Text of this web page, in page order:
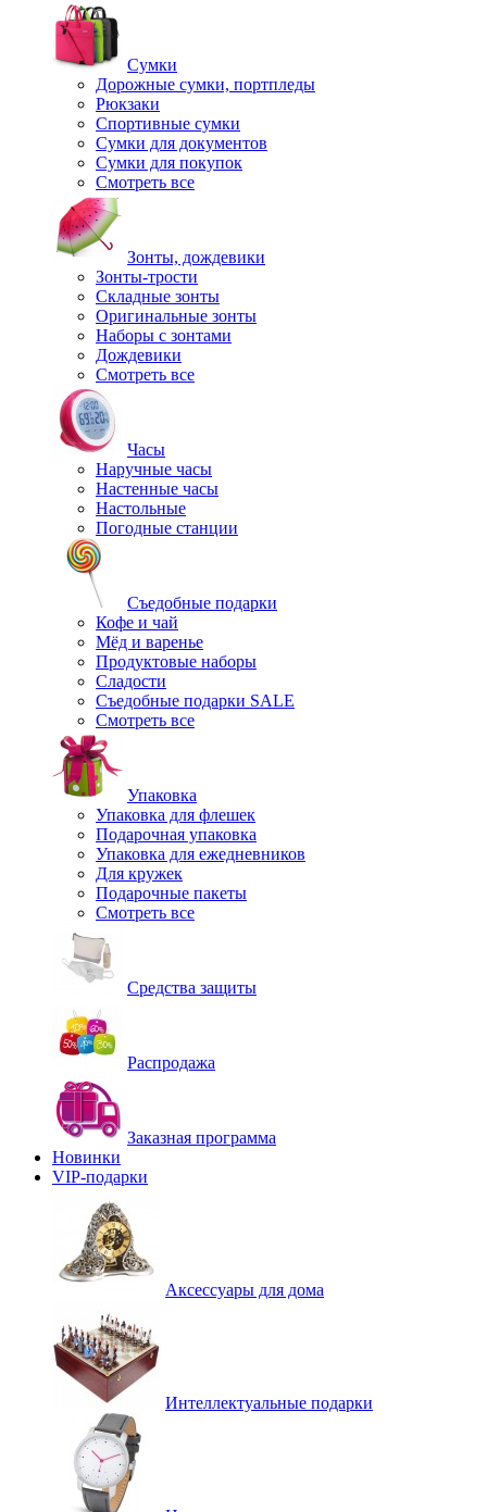
Сумки
Дорожные сумки, портпледы
Рюкзаки
Спортивные сумки
Сумки для документов
Сумки для покупок
Смотреть все
Зонты, дождевики
Зонты-трости
Складные зонты
Оригинальные зонты
Наборы с зонтами
Дождевики
Смотреть все
Часы
Наручные часы
Настенные часы
Настольные
Погодные станции
Съедобные подарки
Кофе и чай
Мёд и варенье
Продуктовые наборы
Сладости
Съедобные подарки SALE
Смотреть все
Упаковка
Упаковка для флешек
Подарочная упаковка
Упаковка для ежедневников
Для кружек
Подарочные пакеты
Смотреть все
Средства защиты
Распродажа
Заказная программа
Новинки
VIP-подарки
Аксессуары для дома
Интеллектуальные подарки